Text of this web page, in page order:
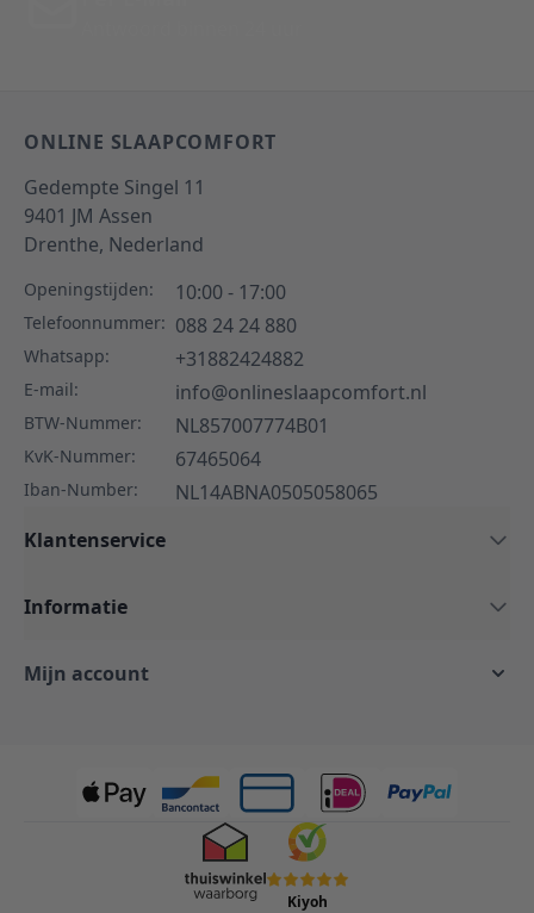
ONLINE SLAAPCOMFORT
Gedempte Singel 11
9401 JM Assen
Drenthe, Nederland
Openingstijden: 10:00 - 17:00
Telefoonnummer: 088 24 24 880
Whatsapp: +31882424882
E-mail: info@onlineslaapcomfort.nl
BTW-Nummer: NL857007774B01
KvK-Nummer: 67465064
Iban-Number:
NL14ABNA0505058065
Klantenservice
Informatie
Mijn account
Kiyoh